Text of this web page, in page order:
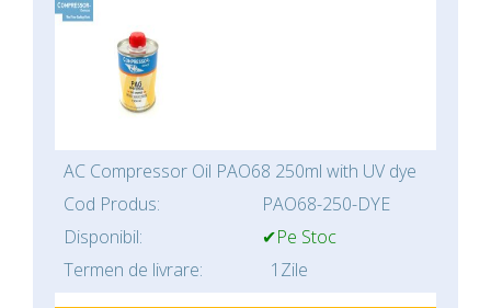
AC Compressor Oil PAO68 250ml with UV dye
Cod Produs:
PAO68-250-DYE
Disponibil:
✔Pe Stoc
Termen de livrare:
1Zile